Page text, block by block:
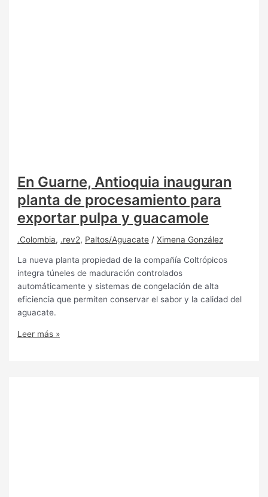
En Guarne, Antioquia inauguran
planta de procesamiento para
exportar pulpa y guacamole
.Colombia, .rev2, Paltos/Aguacate /Ximena González
La nueva planta propiedad de la compañía Coltrópicos
integra túneles de maduración controlados
automáticamente y sistemas de congelación de alta
eficiencia que permiten conservar el sabor y la calidad del
aguacate.
Leer más »